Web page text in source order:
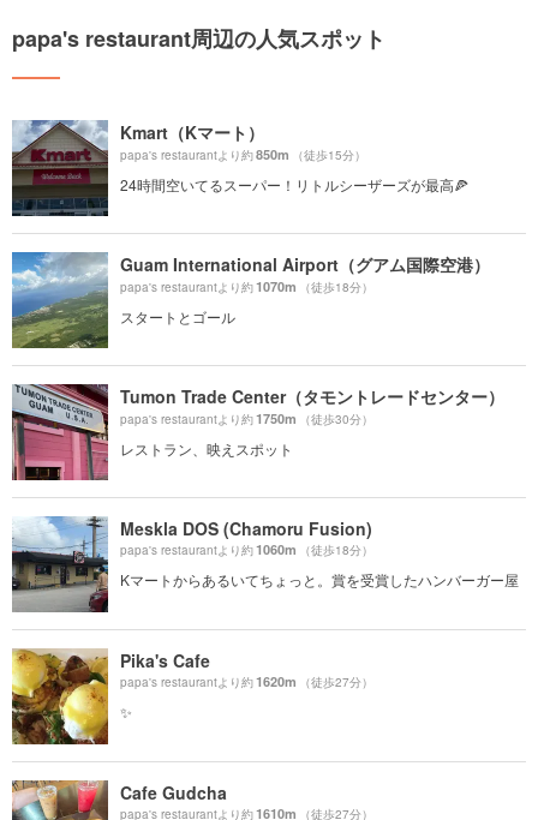
papa's restaurant周辺の人気スポット
Kmart（Kマート）
papa's restaurantより約850m （徒歩15分）
24時間空いてるスーパー！リトルシーザーズが最高🍕
Guam International Airport（グアム国際空港）
papa's restaurantより約1070m （徒歩18分）
スタートとゴール
Tumon Trade Center（タモントレードセンター）
papa's restaurantより約1750m （徒歩30分）
レストラン、映えスポット
Meskla DOS (Chamoru Fusion)
papa's restaurantより約1060m （徒歩18分）
Kマートからあるいてちょっと。賞を受賞したハンバーガー屋
Pika's Cafe
papa's restaurantより約1620m （徒歩27分）
✨
Cafe Gudcha
papa's restaurantより約1610m （徒歩27分）